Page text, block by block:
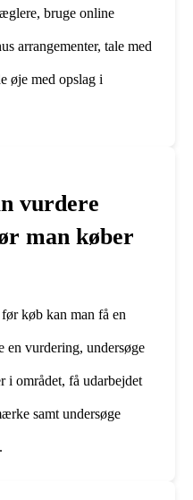
bruge online
arrangementer, tale med
øje med opslag i
vurdere
man køber
køb kan man få en
en vurdering, undersøge
i området, få udarbejdet
samt undersøge